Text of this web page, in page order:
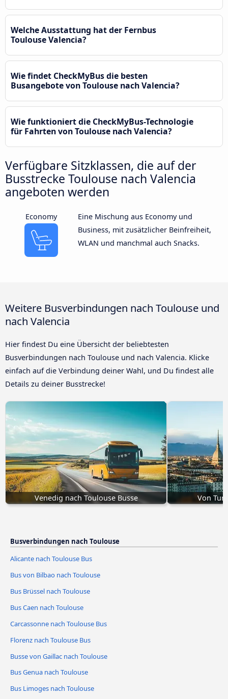
Welche Ausstattung hat der Fernbus
Toulouse Valencia?
Wie findet CheckMyBus die besten
Busangebote von Toulouse nach Valencia?
Wie funktioniert die CheckMyBus-Technologie
für Fahrten von Toulouse nach Valencia?
Verfügbare Sitzklassen, die auf der
Busstrecke Toulouse nach Valencia
angeboten werden
Economy
Eine Mischung aus Economy und
Business, mit zusätzlicher Beinfreiheit,
WLAN und manchmal auch Snacks.
Weitere Busverbindungen nach Toulouse und
nach Valencia
Hier findest Du eine Übersicht der beliebtesten
Busverbindungen nach Toulouse und nach Valencia. Klicke
einfach auf die Verbindung deiner Wahl, und Du findest alle
Details zu deiner Busstrecke!
Venedig nach Toulouse Busse Von
Busverbindungen nach Toulouse
Alicante nach Toulouse Bus
Bus von Bilbao nach Toulouse
Bus Brüssel nach Toulouse
Bus Caen nach Toulouse
Carcassonne nach Toulouse Bus
Florenz nach Toulouse Bus
Busse von Gaillac nach Toulouse
Bus Genua nach Toulouse
Bus Limoges nach Toulouse